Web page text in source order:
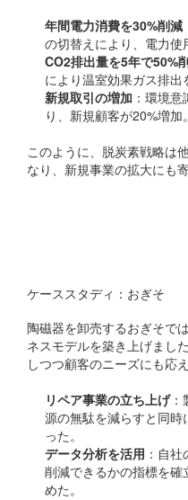
年間電力消費を30%削減
の切替えにより、電力使
CO2排出量を5年で50%
により温室効果ガス排出
新規取引の増加 ：環境
り、新規顧客が20%増加。
このように、脱炭素戦略は
なり、新規事業の拡大にも
ケーススタディ：おぎそ
陶磁器を卸売するおぎそで
ネスモデルを築き上げまし
しつつ顧客のニーズにも応
リペア事業の立ち上げ：
源の無駄を減らすと同
った。
データ分析を活用 ：自
削減できるかの指標を
めた。